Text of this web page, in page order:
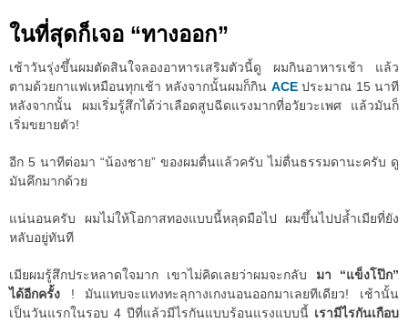
ในที่สุดก็เจอ “ทางออก”
เช้าวันรุ่งขึ้นผมตัดสินใจลองอาหารเสริมตัวนี้ดู ผมกินอาหารเช้า แล้ว
ตามด้วยกาแฟเหมือนทุกเช้า หลังจากนั้นผมก็กิน ACEประมาณ 15 นาที
หลังจากนั้น ผมเริ่มรู้สึกได้ว่าเลือดสูบฉีดแรงมากที่อวัยวะเพศ แล้วมันก็
เริ่มขยายตัว!
อีก 5 นาทีต่อมา “น้องชาย” ของผมตื่นแล้วครับ ไม่ตื่นธรรมดานะครับ ดู
มันคึกมากด้วย
แน่นอนครับ ผมไม่ให้โอกาสทองแบบนี้หลุดมือไป ผมขึ้นไปปล้ำเมียที่ยัง
หลับอยู่ทันที
เมียผมรู้สึกประหลาดใจมาก เขาไม่คิดเลยว่าผมจะกลับ มา “แข็งโป๊ก”
ได้อีกครั้ง ! มันแทบจะแทงทะลุกางเกงนอนออกมาเลยทีเดียว! เช้านั้น
เป็นวันแรกในรอบ 4 ปีที่แล้วมีไรกันแบบร้อนแรงแบบนี้ เรามีไรกันเกือบ